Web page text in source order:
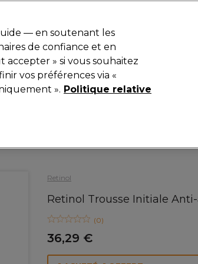
de salon Beauté Hommes
Retinol
Retinol Trousse Initiale
(0)
36,29 €
— en soutenant les
de confiance et en
» si vous souhaitez
vos préférences via «
». Politique relative